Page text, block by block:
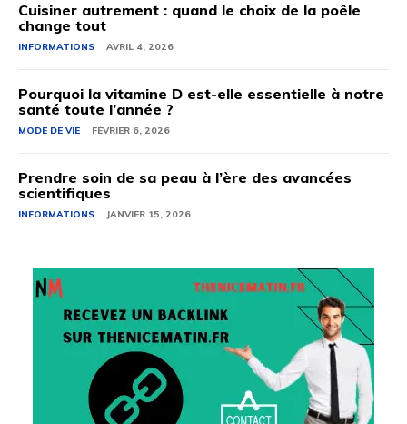
Cuisiner autrement : quand le choix de la poêle
change tout
INFORMATIONS AVRIL 4, 2026
Pourquoi la vitamine D est-elle essentielle à notre
santé toute l’année ?
MODE DE VIE FÉVRIER 6, 2026
Prendre soin de sa peau à l’ère des avancées
scientifiques
INFORMATIONS JANVIER 15, 2026